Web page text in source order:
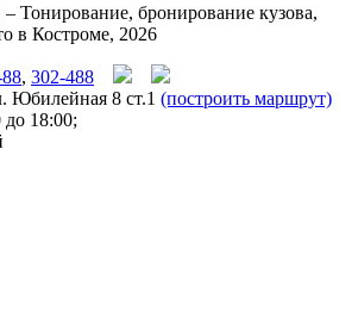
Тонирование, бронирование кузова,
в Костроме, 2026
, 302-488
Юбилейная 8 ст.1 (построить маршрут)
18:00;